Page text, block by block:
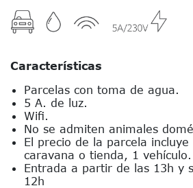
Características
Parcelas con toma de agua.
5 A. de luz.
Wifi.
No se admiten animales
El precio de la parcela incluye
caravana o tienda, 1 vehículo.
Entrada a partir de las 13h y
12h